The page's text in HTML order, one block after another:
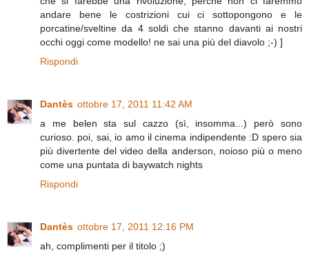
andare bene le costrizioni cui ci sottopongono e le
porcatine/sveltine da 4 soldi che stanno davanti ai nostri
occhi oggi come modello! ne sai una più del diavolo ;-) ]
Rispondi
Dantès ottobre 17, 2011 11:42 AM
a me belen sta sul cazzo (sì, insomma...) però sono
curioso. poi, sai, io amo il cinema indipendente :D spero sia
più divertente del video della anderson, noioso più o meno
come una puntata di baywatch nights
Rispondi
Dantès ottobre 17, 2011 12:16 PM
ah, complimenti per il titolo ;)